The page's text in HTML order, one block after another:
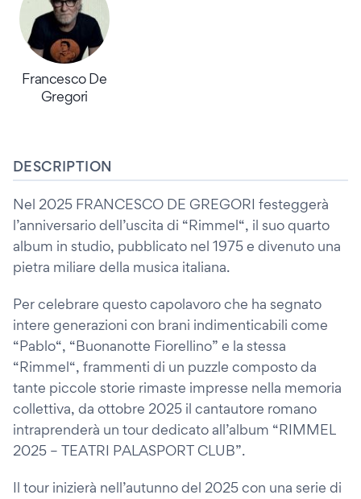
Francesco De
Gregori
DESCRIPTION
Nel 2025 FRANCESCO DE GREGORI festeggerà
l’anniversario dell’uscita di “Rimmel“, il suo quarto
album in studio, pubblicato nel 1975 e divenuto una
pietra miliare della musica italiana.
Per celebrare questo capolavoro che ha segnato
intere generazioni con brani indimenticabili come
“Pablo“, “Buonanotte Fiorellino” e la stessa
“Rimmel“, frammenti di un puzzle composto da
tante piccole storie rimaste impresse nella memoria
collettiva, da ottobre 2025 il cantautore romano
intraprenderà un tour dedicato all’album “RIMMEL
2025 – TEATRI PALASPORT CLUB”.
Il tour inizierà nell’autunno del 2025 con una serie di